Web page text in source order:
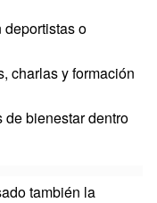
deportistas o
charlas y formación
de bienestar dentro
también la